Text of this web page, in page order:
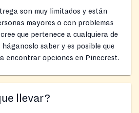
son muy limitados y están
mayores o con problemas
que pertenece a cualquiera de
saber y es posible que
encontrar opciones en Pinecrest.
llevar?